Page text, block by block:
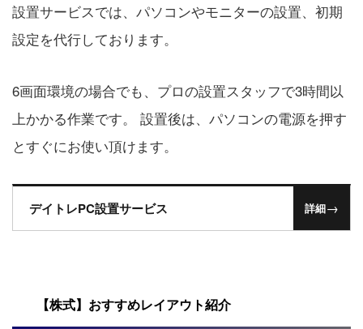
設置サービスでは、パソコンやモニターの設置、初期
設定を代行しております。
6画面環境の場合でも、プロの設置スタッフで3時間以
上かかる作業です。 設置後は、パソコンの電源を押す
とすぐにお使い頂けます。
デイトレPC設置サービス 詳細→
【株式】おすすめレイアウト紹介